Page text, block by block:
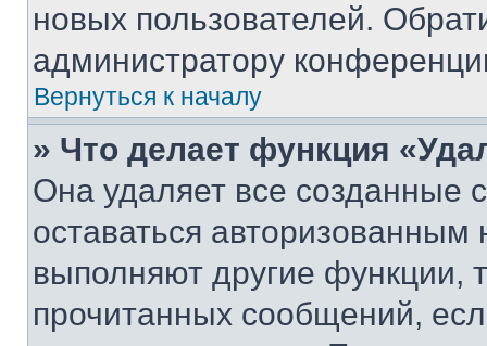
новых пользователей.
администратору
Вернуться к началу
» Что делает функция
Она удаляет все созданные
оставаться
выполняют другие функции,
прочитанных сообщений,